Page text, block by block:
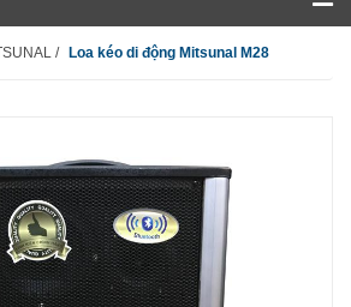
/ Loa kéo di động Mitsunal M28